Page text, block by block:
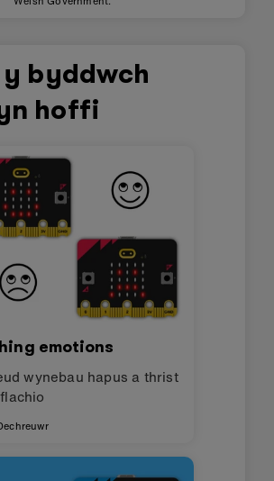
byddwch
hoffi
emotions
wynebau hapus a thrist